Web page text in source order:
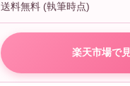
送料無料 (執筆時点)
楽天市場で